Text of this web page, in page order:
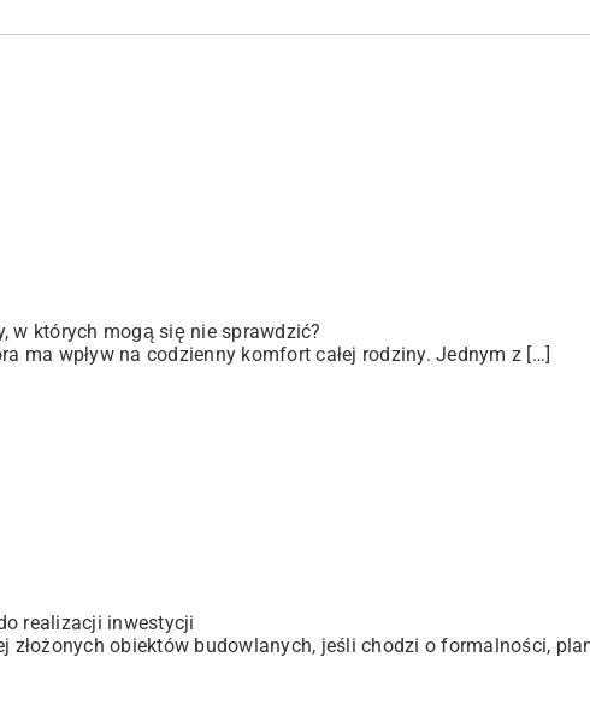
w których mogą się nie sprawdzić?
ma wpływ na codzienny komfort całej rodziny. Jednym z […]
realizacji inwestycji
złożonych obiektów budowlanych, jeśli chodzi o formalności,